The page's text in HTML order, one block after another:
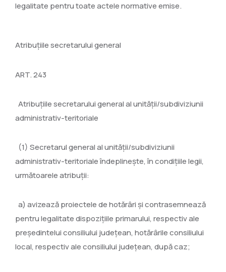
legalitate pentru toate actele normative emise.
Atribuțiile secretarului general
ART. 243
Atribuţiile secretarului general al unităţii/subdiviziunii
administrativ-teritoriale
(1) Secretarul general al unităţii/subdiviziunii
administrativ-teritoriale îndeplineşte, în condiţiile legii,
următoarele atribuţii:
a) avizează proiectele de hotărâri şi contrasemnează
pentru legalitate dispoziţiile primarului, respectiv ale
preşedintelui consiliului judeţean, hotărârile consiliului
local, respectiv ale consiliului judeţean, după caz;